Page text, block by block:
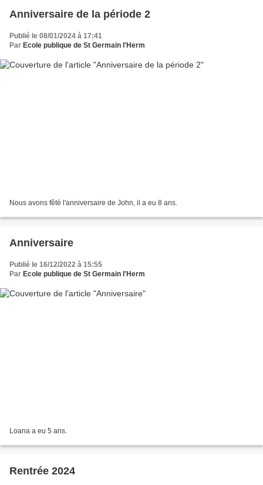
Anniversaire de la période 2
Publié le 08/01/2024 à 17:41
Par Ecole publique de St Germain l'Herm
Nous avons fêté l'anniversaire de John, il a eu 8 ans.
Anniversaire
Publié le 16/12/2022 à 15:55
Par Ecole publique de St Germain l'Herm
Loana a eu 5 ans.
Rentrée 2024